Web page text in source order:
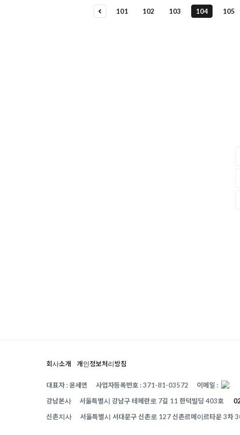
101 102 103 104 105
회사소개 개인정보처리방침
대표자 : 윤세연 사업자등록번호 : 371-81-03572
이메일 :
강남본사
서울특별시 강남구 테헤란로 7길 11 한덕빌딩 403호
신촌지사
서울특별시 서대문구 신촌로 127 신촌르메이르타운 3차